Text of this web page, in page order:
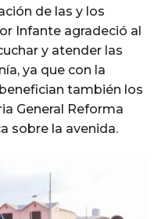
de las y los
Infante agradeció al
y atender las
ya que con la
también los
General Reforma
sobre la avenida.